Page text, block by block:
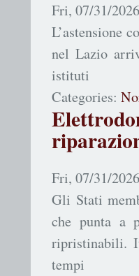
Fri, 07/31/
L’astensione
nel Lazio
istituti
Categories:
Fri, 07/31/
Gli Stati
che punta a
ripristinabili.
tempi